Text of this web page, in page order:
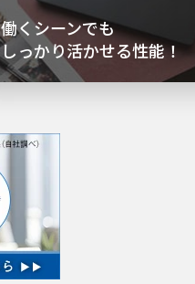
働くシーンでも
しっかり活かせる性能！